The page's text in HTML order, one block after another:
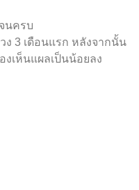
นครบ
ง 3 เดือนแรก หลังจากนั้น
งเห็นแผลเป็นน้อยลง